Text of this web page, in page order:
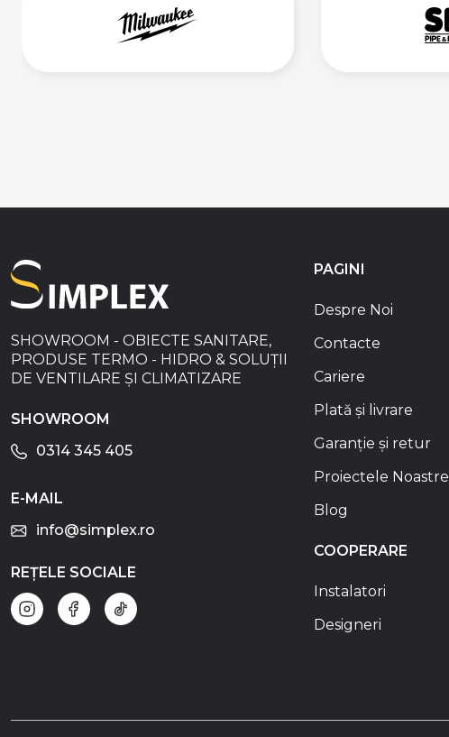
SHOWROOM - OBIECTE SANITARE,
PRODUSE TERMO - HIDRO & SOLUȚII
DE VENTILARE ȘI CLIMATIZARE
SHOWROOM
0314 345 405
E-MAIL
info@simplex.ro
REȚELE SOCIALE
PAGINI
Despre Noi
Contacte
Cariere
Plată și livrare
Garanție și retur
Proiectele Noastre
Blog
COOPERARE
Instalatori
Designeri